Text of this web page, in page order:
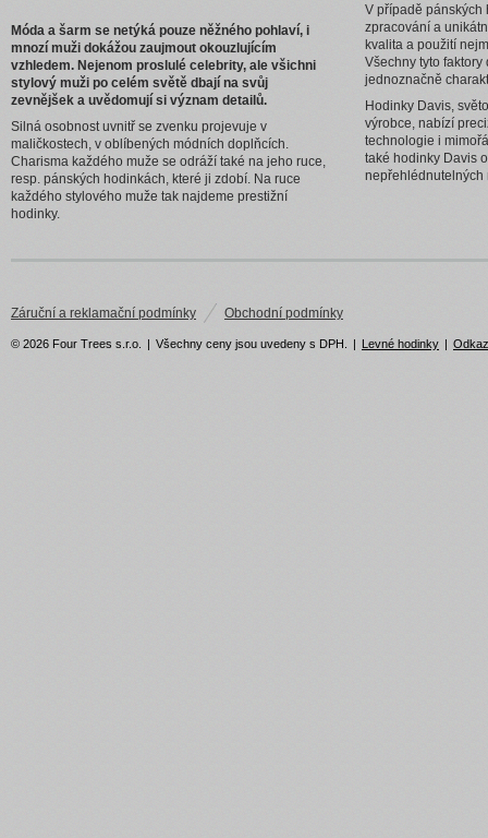
Móda a šarm se netýká pouze něžného pohlaví, i
mnozí muži dokážou zaujmout okouzlujícím
vzhledem. Nejenom proslulé celebrity, ale všichni
stylový muži po celém světě dbají na svůj
zevnějšek a uvědomují si význam detailů.
Silná osobnost uvnitř se zvenku projevuje v
maličkostech, v oblíbených módních doplňcích.
Charisma každého muže se odráží také na jeho ruce,
resp. pánských hodinkách, které ji zdobí. Na ruce
každého stylového muže tak najdeme prestižní
hodinky.
V případě pánských
zpracování a
kvalita a použití
Všechny tyto
jednoznačně
Hodinky Davis,
výrobce, nabízí
technologie i
také hodinky Davis
nepřehlédnutelných
Záruční a reklamační podmínky Obchodní podmínky
© 2026 Four Trees s.r.o. | Všechny ceny jsou uvedeny s DPH. | Levné hodinky |